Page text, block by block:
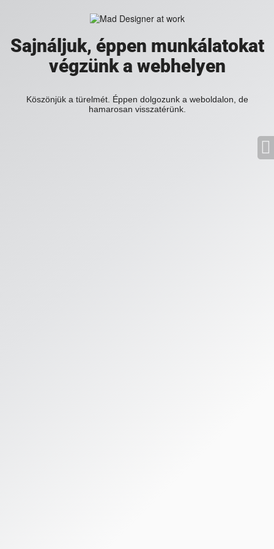
Sajnáljuk, éppen munkálatokat
végzünk a webhelyen
Köszönjük a türelmét. Éppen dolgozunk a weboldalon, de
hamarosan visszatérünk.